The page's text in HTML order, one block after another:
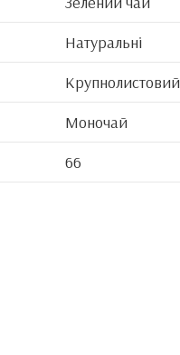
Натуральні
Крупнолистовий
Моночай
66